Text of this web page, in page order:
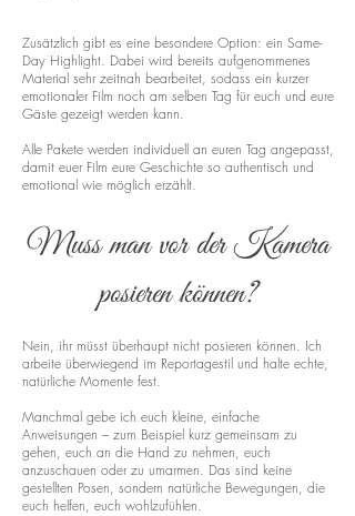
Zusätzlich gibt es eine besondere Option: ein Same-
Day Highlight. Dabei wird bereits aufgenommenes
Material sehr zeitnah bearbeitet, sodass ein kurzer
emotionaler Film noch am selben Tag für euch und eure
Gäste gezeigt werden kann.
Alle Pakete werden individuell an euren Tag angepasst,
damit euer Film eure Geschichte so authentisch und
emotional wie möglich erzählt.
Muss man vor der Kamera
posieren können?
Nein, ihr müsst überhaupt nicht posieren können. Ich
arbeite überwiegend im Reportagestil und halte echte,
natürliche Momente fest.
Manchmal gebe ich euch kleine, einfache
Anweisungen – zum Beispiel kurz gemeinsam zu
gehen, euch an die Hand zu nehmen, euch
anzuschauen oder zu umarmen. Das sind keine
gestellten Posen, sondern natürliche Bewegungen, die
euch helfen, euch wohlzufühlen.